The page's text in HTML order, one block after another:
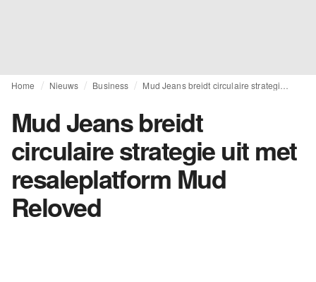
Home Nieuws Business
Mud Jeans breidt
circulaire strategie uit met
resaleplatform Mud
Reloved